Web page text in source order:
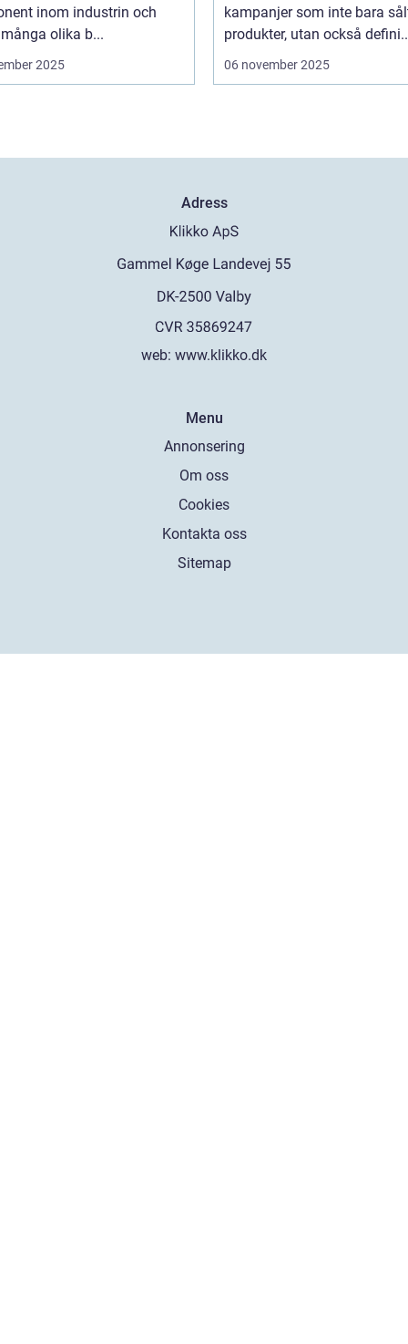
inom industrin och
olika b...
2025
kampanjer som inte bara
produkter, utan också
06 november 2025
Adress
web: www.klikko.dk
Menu
Annonsering
Om oss
Cookies
Kontakta oss
Sitemap